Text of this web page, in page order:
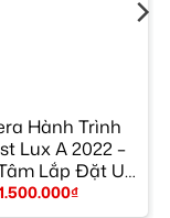
Hành Trình
Lux A 2022 –
Lắp Đặt Uy
TPHCM
₫